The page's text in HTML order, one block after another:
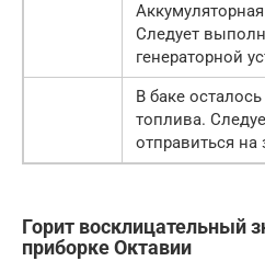
Следует
генераторной
В баке
топлива.
отправиться на
Горит восклицательный
приборке Октавии